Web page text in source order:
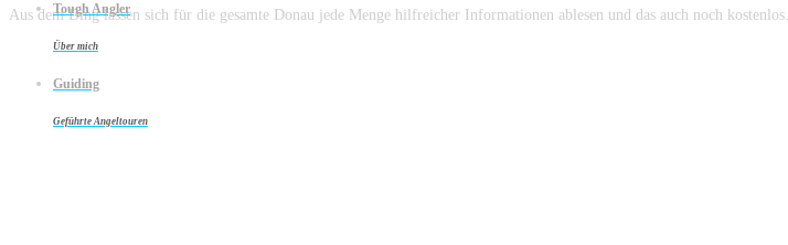
Tough Angler
Über mich
Guiding
Geführte Angeltouren
Aus dem Ding lassen sich für die gesamte Donau jede Menge hilfreicher Informationen ablesen und das auch noch kostenlos.
3 Antworten auf Tiefenkarte Donau